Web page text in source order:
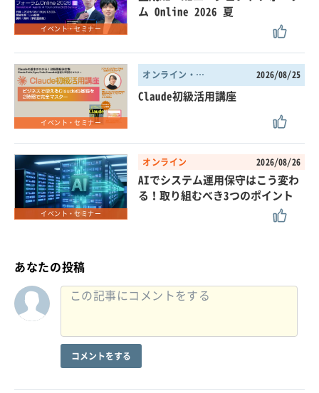
イベント・セミナー
ム Online 2026 夏
イベント・セミナー
オンライン・東京都 2026/08/25
Claude初級活用講座
イベント・セミナー
オンライン 2026/08/26
AIでシステム運用保守はこう変わ
る！取り組むべき3つのポイント
あなたの投稿
コメントをする